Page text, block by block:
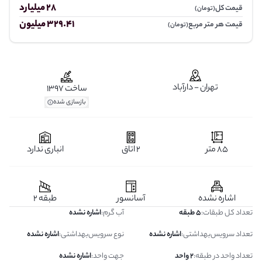
قیمت کل(تومان) 28 میلیارد
قیمت هر متر مربع(تومان) 329.41 میلیون
تهران - دارآباد ساخت 1397
بازسازی شده
85 متر 2 اتاق انباری ندارد
اشاره نشده آسانسور طبقه 2
تعداد کل طبقات:5 طبقه آب گرم:اشاره نشده
تعداد سرویس‌بهداشتی:اشاره نشده نوع سرویس‌بهداشتی:اشاره نشده
تعداد واحد در طبقه:2 واحد جهت واحد:اشاره نشده